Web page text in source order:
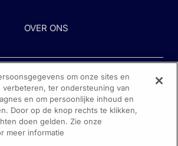
OVER ONS
Heeft u hulp nodig?
Neem contact met ons op
om onze sites en
verbeteren, ter ondersteuning van
en om persoonlijke inhoud en
Door op de knop rechts te klikken,
doen gelden. Zie onze
meer informatie